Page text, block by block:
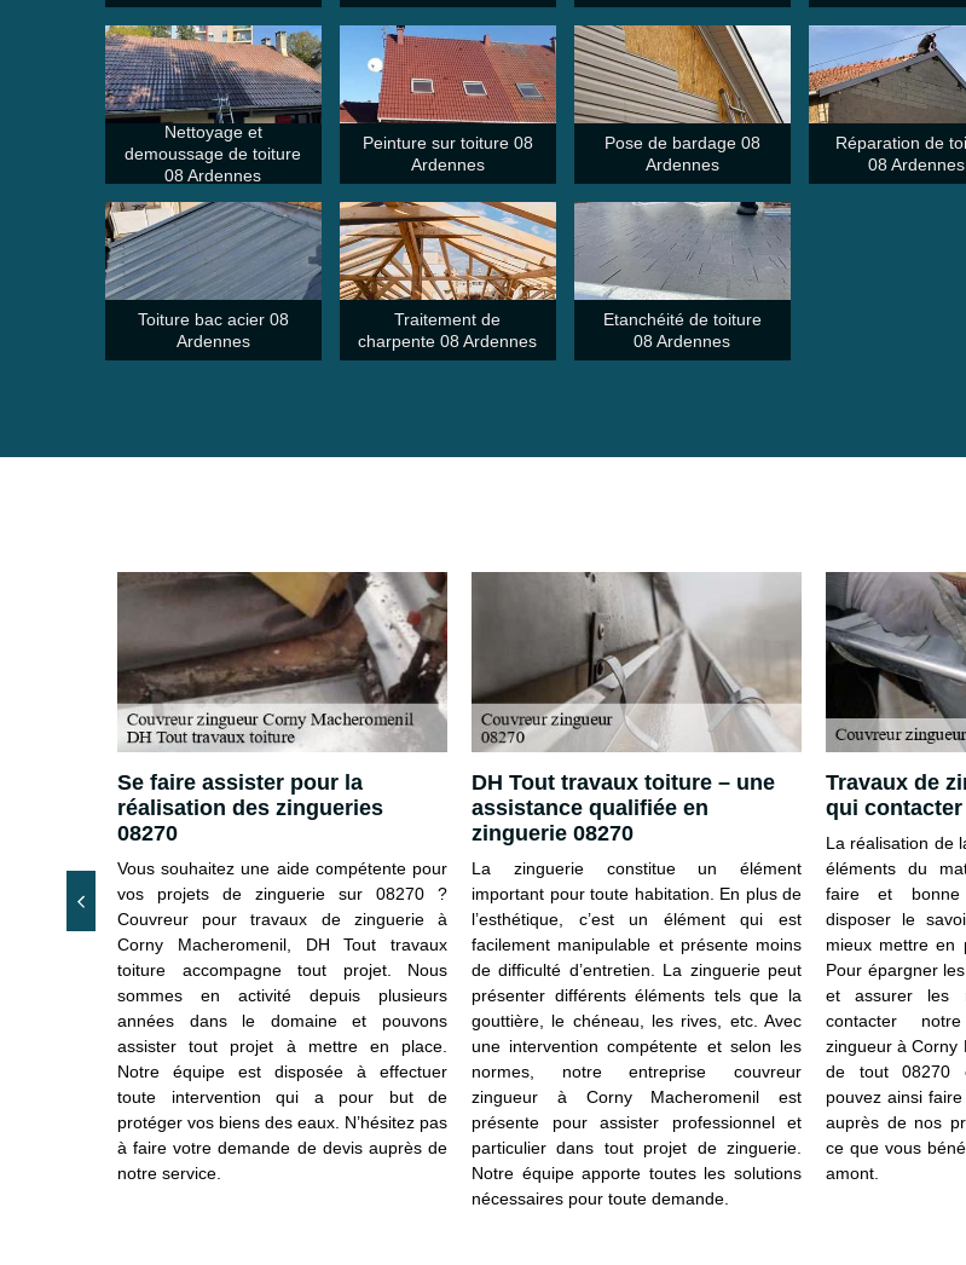
Nettoyage et
demoussage de toiture
08 Ardennes
Peinture sur toiture 08
Ardennes
Pose de bardage 08
Ardennes
Réparation de
08 Ardennes
Toiture bac acier 08
Ardennes
Traitement de
charpente 08 Ardennes
Etanchéité de toiture
08 Ardennes
assister
assure la
Se faire assister pour la
réalisation des zingueries
08270
Vous souhaitez une aide compétente pour
vos projets de zinguerie sur 08270 ?
Couvreur pour travaux de zinguerie à
Corny Macheromenil, DH Tout travaux
toiture accompagne tout projet. Nous
sommes en activité depuis plusieurs
années dans le domaine et pouvons
assister tout projet à mettre en place.
Notre équipe est disposée à effectuer
toute intervention qui a pour but de
protéger vos biens des eaux. N’hésitez pas
à faire votre demande de devis auprès de
notre service.
DH Tout travaux toiture – une
assistance qualifiée en
zinguerie 08270
La zinguerie constitue un élément
important pour toute habitation. En plus de
l’esthétique, c’est un élément qui est
facilement manipulable et présente moins
de difficulté d’entretien. La zinguerie peut
présenter différents éléments tels que la
gouttière, le chéneau, les rives, etc. Avec
une intervention compétente et selon les
normes, notre entreprise couvreur
zingueur à Corny Macheromenil est
présente pour assister professionnel et
particulier dans tout projet de zinguerie.
Notre équipe apporte toutes les solutions
nécessaires pour toute demande.
Travaux de
qui contacter
La réalisation de
éléments du
faire et bonne
disposer le
mieux mettre en
Pour épargner
et assurer les
contacter
zingueur à Corny
de tout 08270
pouvez ainsi
auprès de nos
ce que vous
amont.